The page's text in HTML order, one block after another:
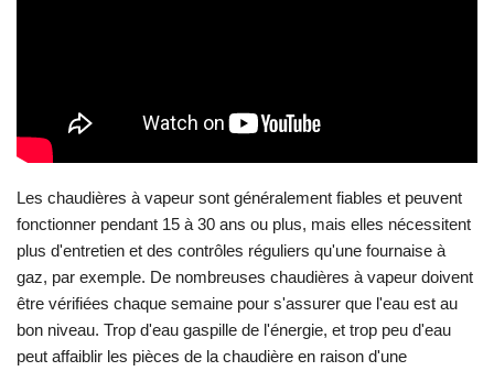
Les chaudières à vapeur sont généralement fiables et peuvent
fonctionner pendant 15 à 30 ans ou plus, mais elles nécessitent
plus d'entretien et des contrôles réguliers qu'une fournaise à
gaz, par exemple. De nombreuses chaudières à vapeur doivent
être vérifiées chaque semaine pour s'assurer que l'eau est au
bon niveau. Trop d'eau gaspille de l'énergie, et trop peu d'eau
peut affaiblir les pièces de la chaudière en raison d'une